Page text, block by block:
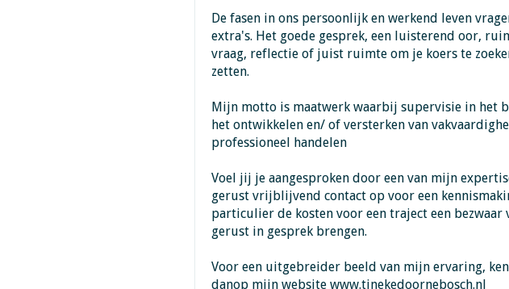
De fasen in ons persoonlijk en werkend leven
extra's. Het goede gesprek, een luisterend oor,
vraag, reflectie of juist ruimte om je koers te
zetten.
Mijn motto is maatwerk waarbij supervisie in het
het ontwikkelen en/ of versterken van
professioneel handelen
Voel jij je aangesproken door een van mijn
gerust vrijblijvend contact op voor een
particulier de kosten voor een traject een
gerust in gesprek brengen.
Voor een uitgebreider beeld van mijn ervaring,
danop mijn website www.tinekedoornebosch.nl